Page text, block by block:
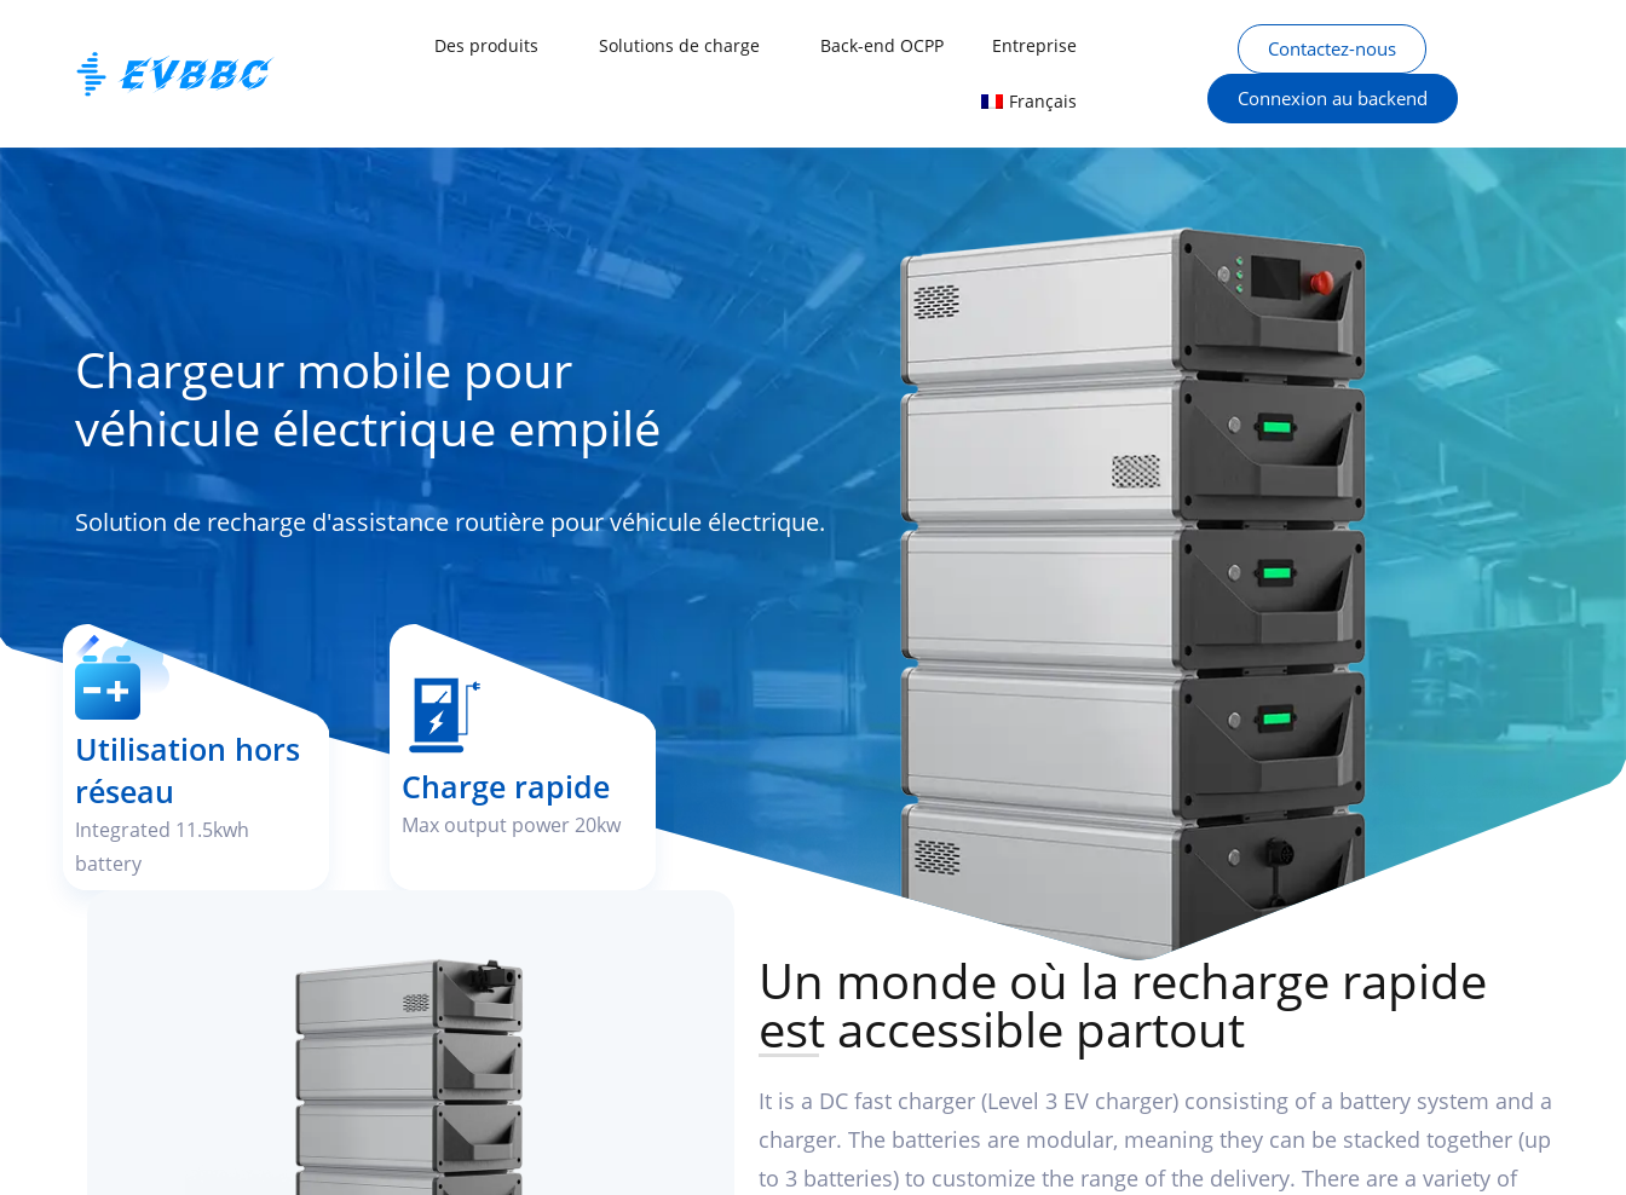
Des produits Solutions de charge Back-end OCPP Entreprise
Français
Contactez-nous
Connexion au backend
Chargeur mobile pour
véhicule électrique empilé
Solution de recharge d'assistance routière pour véhicule électrique.
Utilisation hors
réseau
Integrated 11.5kwh
battery
Charge rapide
Max output power 20kw
Un monde où la recharge rapide
est accessible partout
It is a DC fast charger (Level 3 EV charger) consisting of a battery system and a
charger. The batteries are modular, meaning they can be stacked together (up
to 3 batteries) to customize the range of the delivery. There are a variety of